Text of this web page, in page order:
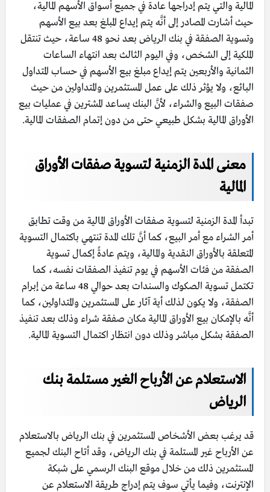
المالية والتي يتم إدراجها عادة في جميع أسواق الأسهم المالية،
حيث أشارت المصادر إلى أنَّه يتم إيداع المبلغ بعد بيع الأسهم
وتسوية الصفقة في بنك الرياض بعد نحو 48 ساعة، حيث تنتقل
الملكية إلى الشخص، وفي اليوم الثالث بعد انتهاء الساعات
الثمانية والأربعين يتم إيداع مبلغ بيع الأسهم في حساب المتداول
البائع، ولا يؤثر ذلك على عمل المستثمرين والمتداولين من حيث
صفقات البيع والشراء، لأنَّ البنك يساعد المشترين في عمليات بيع
الأوراق المالية بشكل طبيعي حتى من دون إتمام الصفقات المالية.
معنى المدة الزمنية لتسوية صفقات الأوراق
المالية
تبدأ المدة الزمنية لتسوية صفقات الأوراق المالية من وقت تطابق
أمر الشراء مع أمر البيع، كما أنَّ تلك المدة تنتهي باكتمال التسوية
المتعلقة بالأوراق النقدية والمالية، ويتم عادةً إكمال تسوية
الصفقة من فئات الأسهم في يوم تنفيذ الصفقات نفسه، كما
تكتمل تسوية الصكوك والسندات بعد حوالي 48 ساعة من إبرام
الصفقة، ولا يكون لذلك أية آثار على المستثمرين والمتداولين، كما
أنَّه بالإمكان بيع الأوراق المالية مكان صفقة شراء وذلك بعد تنفيذ
الصفقة بشكل مباشر وذلك دون انتظار اكتمال التسوية المالية.
الاستعلام عن الأرباح الغير مستلمة بنك
الرياض
قد يرغب بعض الأشخاص المستثمرين في بنك الرياض بالاستعلام
عن الأرباح غير المستلمة في بنك الرياض، وقد أتاح البنك لجميع
المستثمرين ذلك من خلال موقع البنك الرسمي على شبكة
الإنترنت، وفيما يأتي سوف يتم إدراج طريقة الاستعلام عن